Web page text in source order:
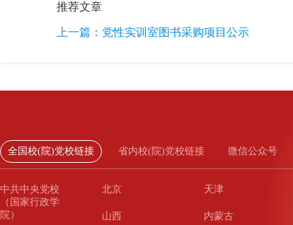
推荐文章
上一篇： 党性实训室图书采购项目公示
全国校(院)党校链接 省内校(院)党校链接 微信公众号
中共中央党校
（国家行政学
院）
北京 天津
山西 内蒙古